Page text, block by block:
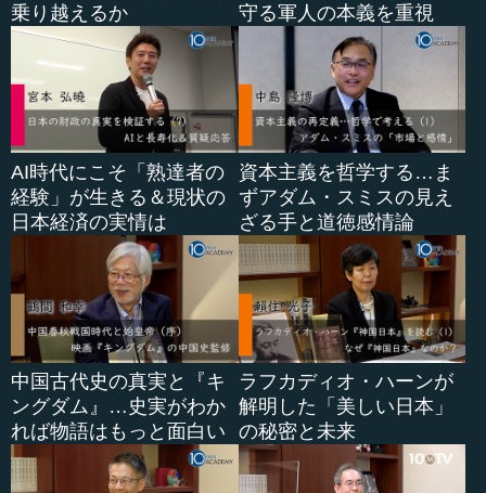
乗り越えるか
守る軍人の本義を重視
AI時代にこそ「熟達者の
経験」が生きる＆現状の
日本経済の実情は
資本主義を哲学する…ま
ずアダム・スミスの見え
ざる手と道徳感情論
中国古代史の真実と『キ
ングダム』…史実がわか
れば物語はもっと面白い
ラフカディオ・ハーンが
解明した「美しい日本」
の秘密と未来